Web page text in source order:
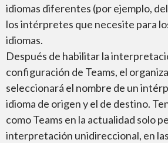
BlueJeans de
idiomas diferentes (por ejemplo,
los intérpretes que necesite para
idiomas.
Después de habilitar la
configuración de Teams, el
seleccionará el nombre de un
idioma de origen y el de destino.
como Teams en la actualidad solo
interpretación unidireccional, en